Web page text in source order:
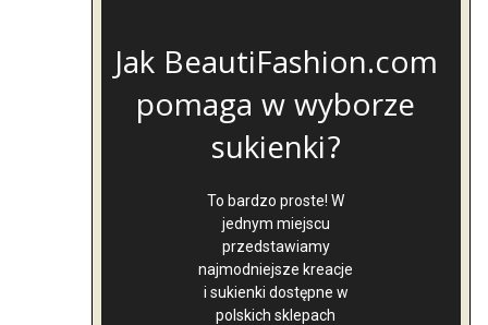
Jak BeautiFashion.com
pomaga w wyborze
sukienki?
To bardzo proste! W
jednym miejscu
przedstawiamy
najmodniejsze kreacje
i sukienki dostępne w
polskich sklepach